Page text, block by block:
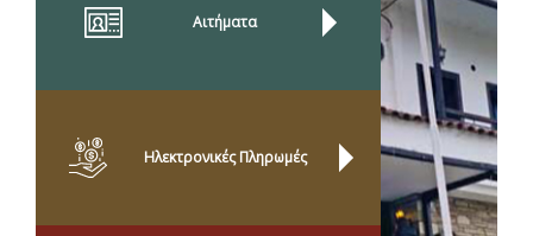
Αιτήματα
Ηλεκτρονικές Πληρωμές